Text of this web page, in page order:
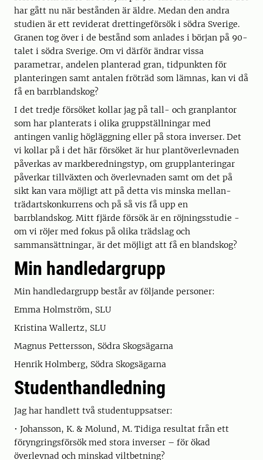
har gått nu när bestånden är äldre. Medan den andra
studien är ett reviderat drettingeförsök i södra Sverige.
Granen tog över i de bestånd som anlades i början på 90-
talet i södra Sverige. Om vi därför ändrar vissa
parametrar, andelen planterad gran, tidpunkten för
planteringen samt antalen fröträd som lämnas, kan vi då
få en barrblandskog?
I det tredje försöket kollar jag på tall- och granplantor
som har planterats i olika gruppställningar med
antingen vanlig högläggning eller på stora inverser. Det
vi kollar på i det här försöket är hur plantöverlevnaden
påverkas av markberedningstyp, om grupplanteringar
påverkar tillväxten och överlevnaden samt om det på
sikt kan vara möjligt att på detta vis minska mellan-
trädartskonkurrens och på så vis få upp en
barrblandskog. Mitt fjärde försök är en röjningsstudie -
om vi röjer med fokus på olika trädslag och
sammansättningar, är det möjligt att få en blandskog?
Min handledargrupp
Min handledargrupp består av följande personer:
Emma Holmström, SLU
Kristina Wallertz, SLU
Magnus Pettersson, Södra Skogsägarna
Henrik Holmberg, Södra Skogsägarna
Studenthandledning
Jag har handlett två studentuppsatser:
• Johansson, K. & Molund, M. Tidiga resultat från ett
föryngringsförsök med stora inverser – för ökad
överlevnad och minskad viltbetning?